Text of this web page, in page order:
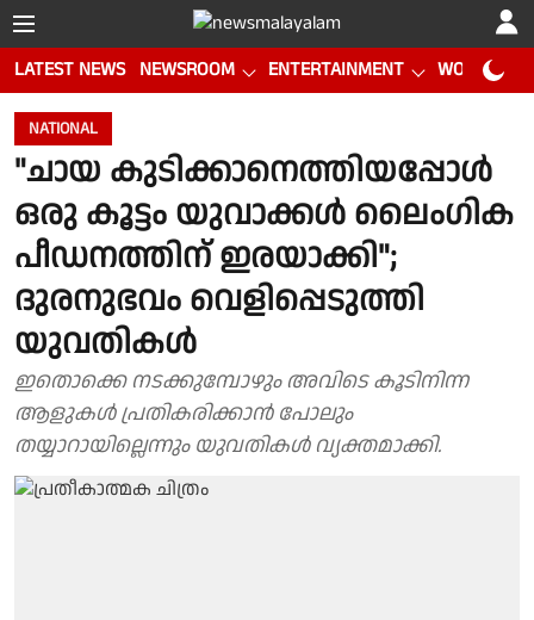
LATEST NEWS NEWSROOM ENTERTAINMENT WORLD CUP
NATIONAL
"ചായ കുടിക്കാനെത്തിയപ്പോൾ
ഒരു കൂട്ടം യുവാക്കൾ ലൈംഗിക
പീഡനത്തിന് ഇരയാക്കി";
ദുരനുഭവം വെളിപ്പെടുത്തി
യുവതികൾ
ഇതൊക്കെ നടക്കുമ്പോഴും അവിടെ കൂടിനിന്ന
ആളുകൾ പ്രതികരിക്കാൻ പോലും
തയ്യാറായില്ലെന്നും യുവതികൾ വ്യക്തമാക്കി.